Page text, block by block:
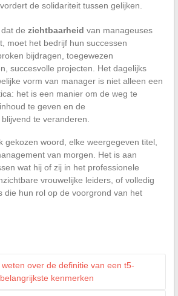
de solidariteit tussen gelijken.
de zichtbaarheid van manageuses
moet het bedrijf hun successen
bijdragen, toegewezen
succesvolle projecten. Het dagelijks
vorm van manager is niet alleen een
het is een manier om de weg te
te geven en de
te veranderen.
gekozen woord, elke weergegeven titel,
van morgen. Het is aan
wat hij of zij in het professionele
vrouwelijke leiders, of volledig
die hun rol op de voorgrond van het
over de definitie van een t5-
kenmerken